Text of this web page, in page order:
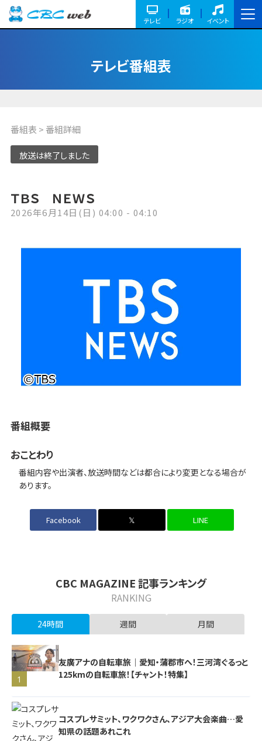
テレビ ラジオ イベント
テレビ番組表
番組表 > 番組詳細
放送は終了しました
ＴＢＳ ＮＥＷＳ
2026年6月14日(日) 04:00 - 04:10
番組概要
おことわり
番組内容や出演者、放送時間などは都合により変更となる場合が
あります。
Facebook 𝕏 LINE
CBC MAGAZINE 記事ランキング
RANKING
24時間 週間 月間
1
友廣アナの自転車旅｜愛知・蒲郡市へ！三河湾ぐるっと
125kmの自転車旅！【チャント！特集】
コスプレサミット、ワクワクさん、アジア大会楽曲…愛
知県の話題あれこれ